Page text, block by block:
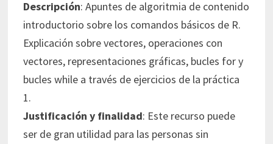
Descripción: Apuntes de algoritmia de contenido
introductorio sobre los comandos básicos de R.
Explicación sobre vectores, operaciones con
vectores, representaciones gráficas, bucles for y
bucles while a través de ejercicios de la práctica
1.
Justificación y finalidad: Este recurso puede
ser de gran utilidad para las personas sin